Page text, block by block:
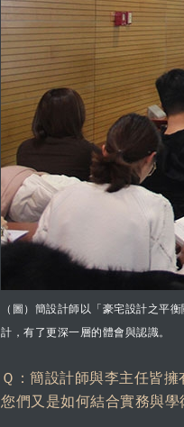
（圖）簡設計師以「豪宅設計之平
計，有了更深一層的體會與認識。
Ｑ：簡設計師與李主任皆
您們又是如何結合實務與